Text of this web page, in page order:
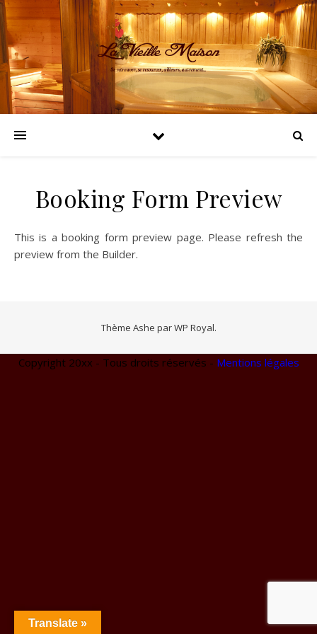
Booking Form Preview
This is a booking form preview page. Please refresh the
preview from the Builder.
Thème Ashe parWP Royal.
Translate »
Copyright 20xx - Tous droits réservés - Mentions légales